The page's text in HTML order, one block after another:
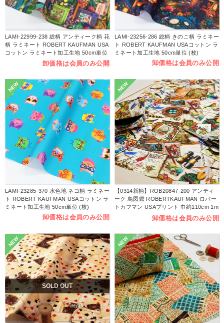
LAMI-22999-238 総柄 アンティーク柄 花
柄 ラミネート ROBERT KAUFMAN USA
コットン ラミネート加工生地 50cm単位
卸価格は会員のみ公開
LAMI-23256-286 総柄 きのこ柄 ラミネー
ト ROBERT KAUFMAN USAコットン ラ
ミネート加工生地 50cm単位 (枚)
卸価格は会員のみ公開
NEW
LAMI-23285-370 水色地 ネコ柄 ラミネー
ト ROBERT KAUFMAN USAコットン ラ
ミネート加工生地 50cm単位 (枚)
卸価格は会員のみ公開
NEW
【0314新柄】ROB20847-200 アンティ
ーク 鳥図鑑 ROBERTKAUFMAN ロバー
トカフマン USAプリント 巾約110cm 1m
卸価格は会員のみ公開
NEW
SOLD OUT
NEW